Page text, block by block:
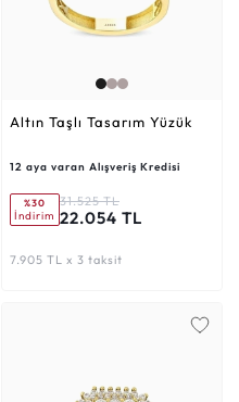
Altın Taşlı Tasarım Yüzük
12 aya varan Alışveriş Kredisi
%30
İndirim
31.525 TL
22.054 TL
7.905 TL x 3 taksit